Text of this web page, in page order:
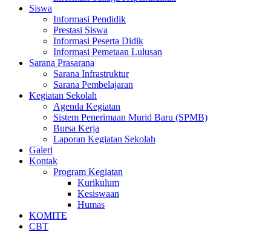
Siswa
Informasi Pendidik
Prestasi Siswa
Informasi Peserta Didik
Informasi Pemetaan Lulusan
Sarana Prasarana
Sarana Infrastruktur
Sarana Pembelajaran
Kegiatan Sekolah
Agenda Kegiatan
Sistem Penerimaan Murid Baru (SPMB)
Bursa Kerja
Laporan Kegiatan Sekolah
Galeri
Kontak
Program Kegiatan
Kurikulum
Kesiswaan
Humas
KOMITE
CBT